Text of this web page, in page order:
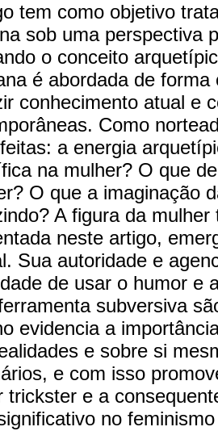
tem como objetivo
sob uma perspectiva
o conceito
é abordada de
conhecimento atual e
Como
a energia
na mulher? O que
O que a imaginação
A figura da
neste artigo,
Sua autoridade e
de usar o humor e
subversiva
evidencia a
e sobre si
e com isso
trickster e a
no